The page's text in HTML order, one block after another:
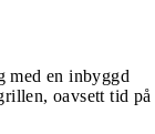
med en inbyggd
oavsett tid på